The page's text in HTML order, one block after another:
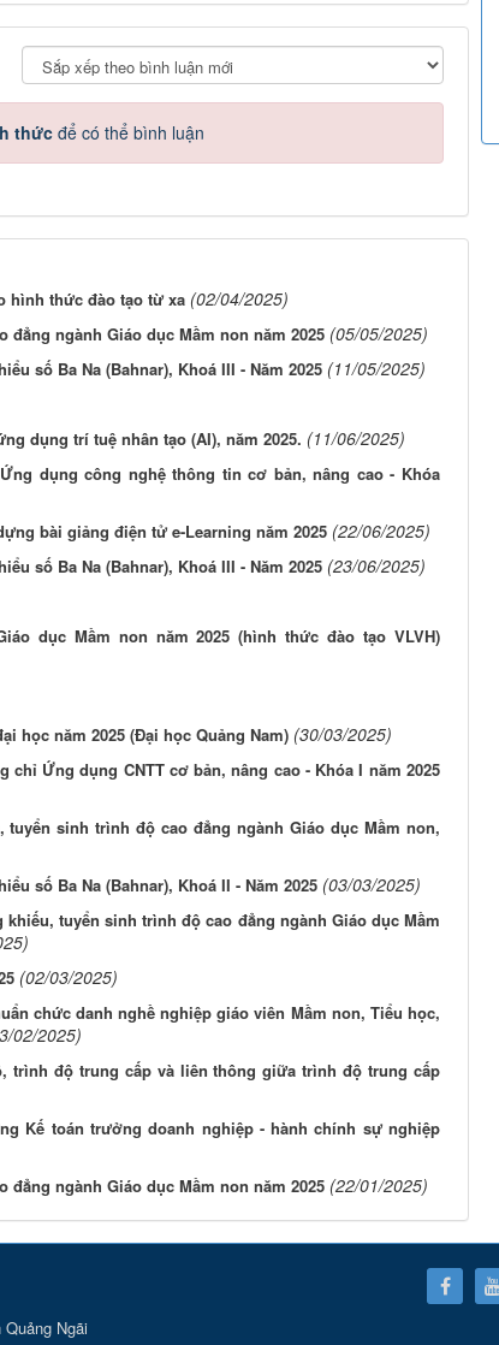
thứcđể có thể bình luận
hình thức đào tạo từ xa (02/04/2025)
ngành Giáo dục Mầm non năm 2025 (05/05/2025)
số Ba Na (Bahnar), Khoá III - Năm 2025 (11/05/2025)
dụng trí tuệ nhân tạo (AI), năm 2025. (11/06/2025)
dụng công nghệ thông tin cơ bản, nâng cao - Khóa
bài giảng điện tử e-Learning năm 2025 (22/06/2025)
số Ba Na (Bahnar), Khoá III - Năm 2025 (23/06/2025)
dục Mầm non năm 2025 (hình thức đào tạo VLVH)
học năm 2025 (Đại học Quảng Nam) (30/03/2025)
Ứng dụng CNTT cơ bản, nâng cao - Khóa I năm 2025
sinh trình độ cao đẳng ngành Giáo dục Mầm non,
số Ba Na (Bahnar), Khoá II - Năm 2025 (03/03/2025)
tuyển sinh trình độ cao đẳng ngành Giáo dục Mầm
(02/03/2025)
chức danh nghề nghiệp giáo viên Mầm non, Tiểu học,
02/2025)
trình độ trung cấp và liên thông giữa trình độ trung cấp
Kế toán trưởng doanh nghiệp - hành chính sự nghiệp
ngành Giáo dục Mầm non năm 2025 (22/01/2025)
Ngãi